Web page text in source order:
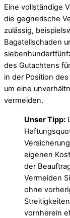
Eine vollständige
die gegnerische
zulässig,
Bagatellschaden
des Gutachtens
in der Position
um eine
vermeiden.
Unser Tipp:
eigenen
der
Vermeiden
ohne
vornherein